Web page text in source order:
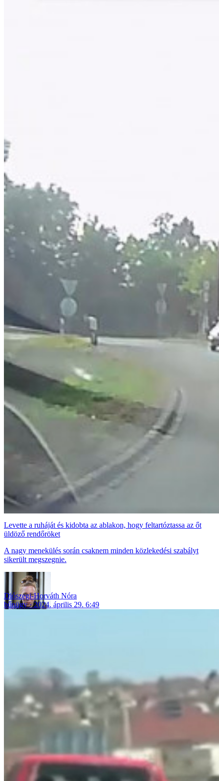
Levette a ruháját és kidobta az ablakon, hogy feltartóztassa az őt
üldöző rendőröket
A nagy menekülés során csaknem minden közlekedési szabályt
sikerült megszegnie.
Diószegi-Horváth Nóra
bűnügy
2024. április 29. 6:49